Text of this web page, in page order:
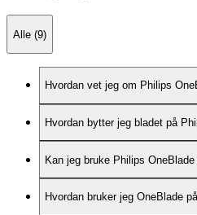
Alle (9)
Hvordan vet jeg om Philips
Hvordan bytter jeg bladet på
Kan jeg bruke Philips
Hvordan bruker jeg OneBlade